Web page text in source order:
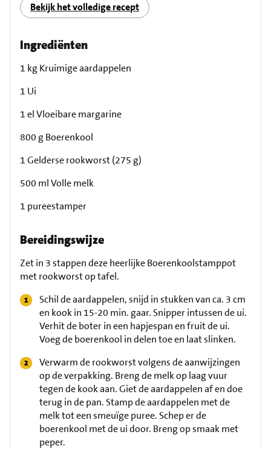
Bekijk het volledige recept
Ingrediënten
1 kg Kruimige aardappelen
1 Ui
1 el Vloeibare margarine
800 g Boerenkool
1 Gelderse rookworst (275 g)
500 ml Volle melk
1 pureestamper
Bereidingswijze
Zet in 3 stappen deze heerlijke Boerenkoolstamppot
met rookworst op tafel.
Schil de aardappelen, snijd in stukken van ca. 3 cm
en kook in 15-20 min. gaar. Snipper intussen de ui.
Verhit de boter in een hapjespan en fruit de ui.
Voeg de boerenkool in delen toe en laat slinken.
Verwarm de rookworst volgens de aanwijzingen
op de verpakking. Breng de melk op laag vuur
tegen de kook aan. Giet de aardappelen af en doe
terug in de pan. Stamp de aardappelen met de
melk tot een smeuïge puree. Schep er de
boerenkool met de ui door. Breng op smaak met
peper.